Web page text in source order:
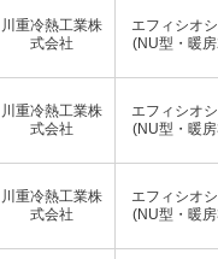
川重冷熱工業株
式会社
エフィシオ
(NU型・暖
川重冷熱工業株
式会社
エフィシオ
(NU型・暖
川重冷熱工業株
式会社
エフィシオ
(NU型・暖